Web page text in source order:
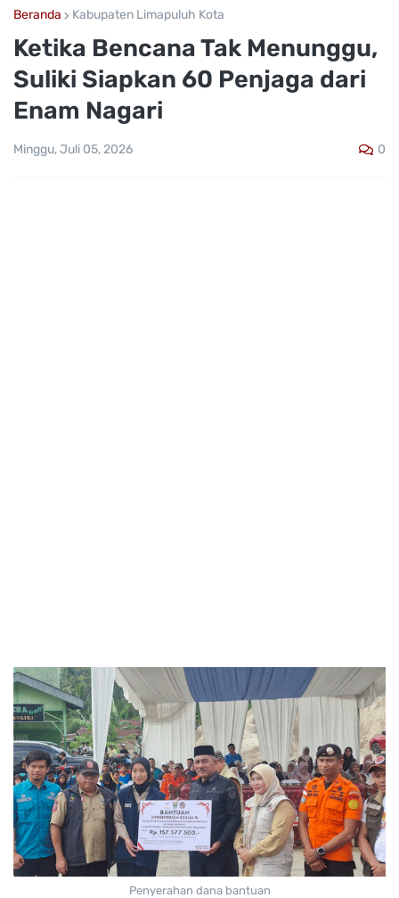
Beranda Kabupaten Limapuluh Kota
Ketika Bencana Tak Menunggu,
Suliki Siapkan 60 Penjaga dari
Enam Nagari
Minggu, Juli 05, 2026 0
Penyerahan dana bantuan